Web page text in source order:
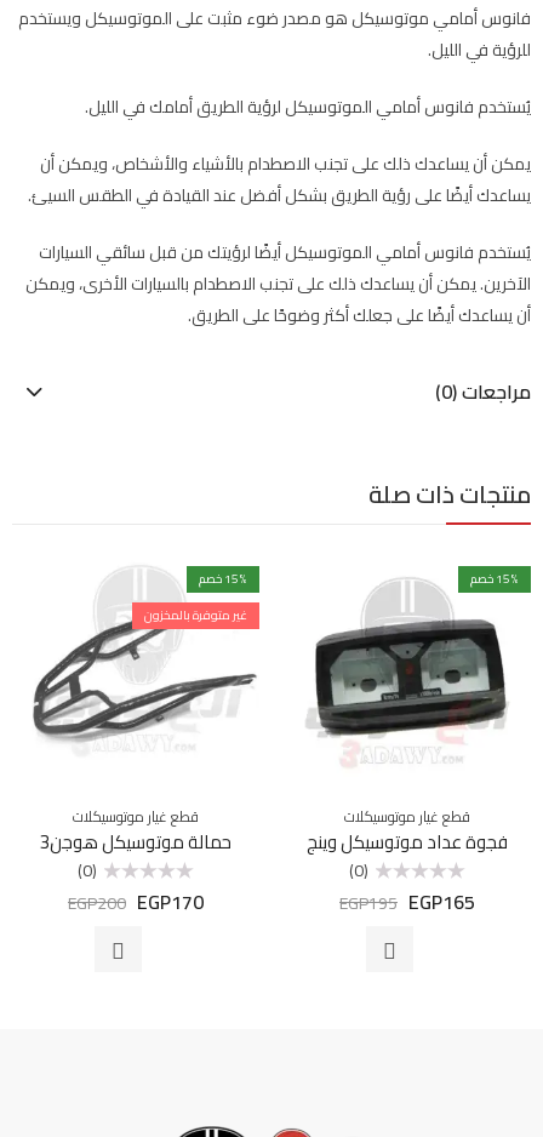
فانوس أمامي موتوسيكل هو مصدر ضوء مثبت على الموتوسيكل ويستخدم
للرؤية في الليل.
يُستخدم فانوس أمامي الموتوسيكل لرؤية الطريق أمامك في الليل.
يمكن أن يساعدك ذلك على تجنب الاصطدام بالأشياء والأشخاص، ويمكن أن
يساعدك أيضًا على رؤية الطريق بشكل أفضل عند القيادة في الطقس السيئ.
يُستخدم فانوس أمامي الموتوسيكل أيضًا لرؤيتك من قبل سائقي السيارات
الآخرين. يمكن أن يساعدك ذلك على تجنب الاصطدام بالسيارات الأخرى، ويمكن
أن يساعدك أيضًا على جعلك أكثر وضوحًا على الطريق.
مراجعات (0)
منتجات ذات صلة
15% خصم
قطع غيار موتوسيكلات
فجوة عداد موتوسيكل وينج
التقييم
(0)
EGP165
EGP195
15% خصم
غير متوفرة بالمخزون
قطع غيار موتوسيكلات
حمالة موتوسيكل هوجن3
التقييم
(0)
EGP170
EGP200